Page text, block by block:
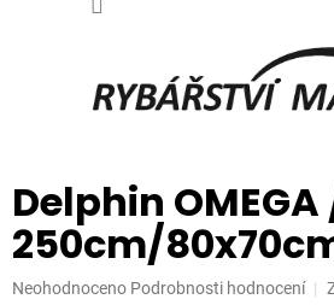
Delphin
250cm/
Průměrné
Neohodnoceno Podrobnosti hodnocení